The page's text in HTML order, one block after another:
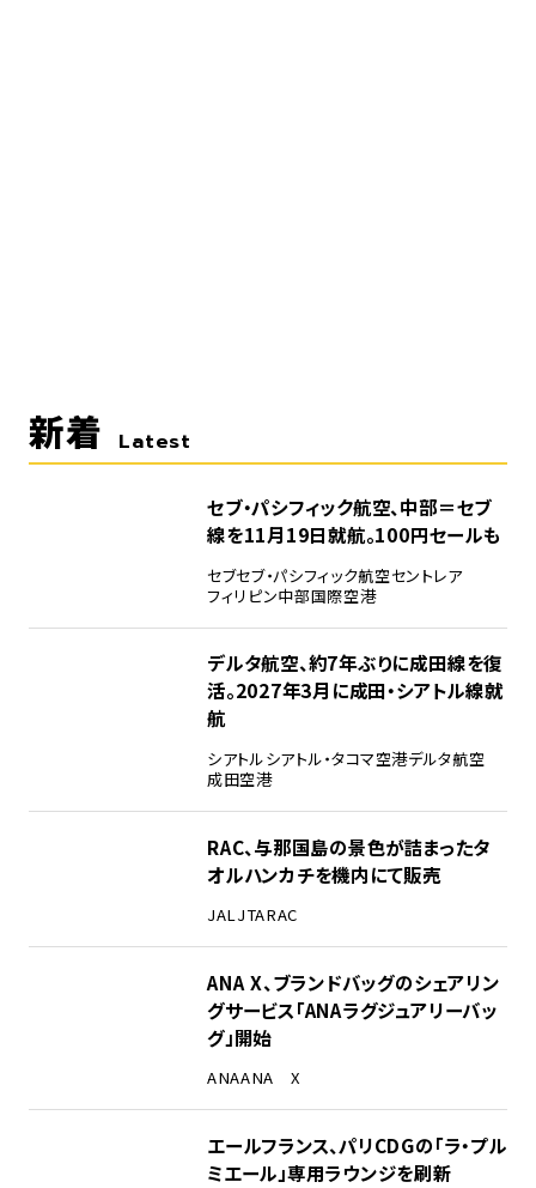
新着 Latest
セブ・パシフィック航空、中部＝セブ
線を11月19日就航。100円セールも
セブセブ・パシフィック航空セントレア
フィリピン中部国際空港
デルタ航空、約7年ぶりに成田線を復
活。2027年3月に成田・シアトル線就
航
シアトルシアトル・タコマ空港デルタ航空
成田空港
RAC、与那国島の景色が詰まったタ
オルハンカチを機内にて販売
JALJTARAC
ANA X、ブランドバッグのシェアリン
グサービス「ANAラグジュアリーバッ
グ」開始
ANAANA X
エールフランス、パリCDGの「ラ・プル
ミエール」専用ラウンジを刷新